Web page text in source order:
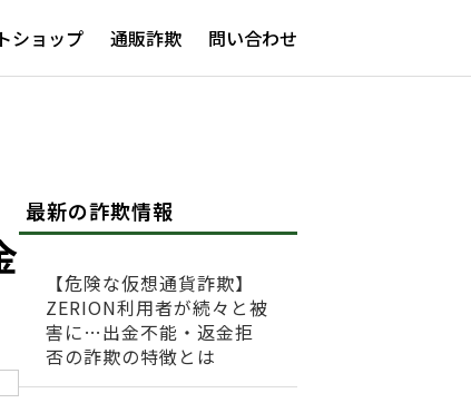
ショップ 通販詐欺 問い合わせ
最新の詐欺情報
【危険な仮想通貨詐欺】
ZERION利用者が続々と被
害に…出金不能・返金拒
否の詐欺の特徴とは